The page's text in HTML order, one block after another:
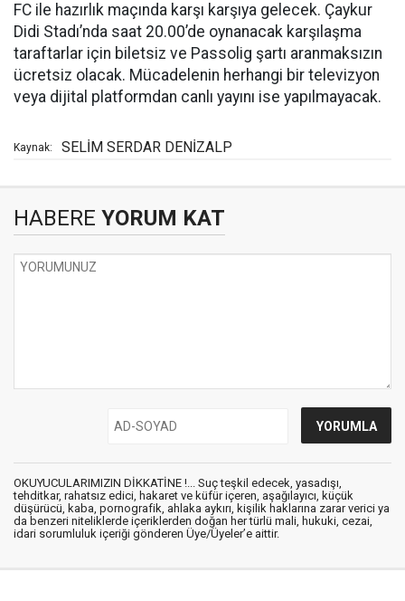
FC ile hazırlık maçında karşı karşıya gelecek. Çaykur
Didi Stadı’nda saat 20.00’de oynanacak karşılaşma
taraftarlar için biletsiz ve Passolig şartı aranmaksızın
ücretsiz olacak. Mücadelenin herhangi bir televizyon
veya dijital platformdan canlı yayını ise yapılmayacak.
Kaynak: SELİM SERDAR DENİZALP
HABERE YORUM KAT
OKUYUCULARIMIZIN DİKKATİNE !... Suç teşkil edecek, yasadışı,
tehditkar, rahatsız edici, hakaret ve küfür içeren, aşağılayıcı, küçük
düşürücü, kaba, pornografik, ahlaka aykırı, kişilik haklarına zarar verici ya
da benzeri niteliklerde içeriklerden doğan her türlü mali, hukuki, cezai,
idari sorumluluk içeriği gönderen Üye/Üyeler’e aittir.